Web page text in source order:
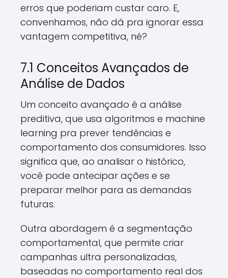
erros que poderiam custar caro. E,
convenhamos, não dá pra ignorar essa
vantagem competitiva, né?
7.1 Conceitos Avançados de
Análise de Dados
Um conceito avançado é a análise
preditiva, que usa algoritmos e machine
learning pra prever tendências e
comportamento dos consumidores. Isso
significa que, ao analisar o histórico,
você pode antecipar ações e se
preparar melhor para as demandas
futuras.
Outra abordagem é a segmentação
comportamental, que permite criar
campanhas ultra personalizadas,
baseadas no comportamento real dos